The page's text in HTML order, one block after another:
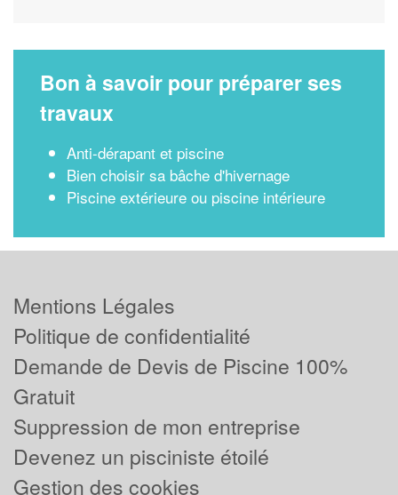
Bon à savoir pour préparer ses
travaux
Anti-dérapant et piscine
Bien choisir sa bâche d'hivernage
Piscine extérieure ou piscine intérieure
Mentions Légales
Politique de confidentialité
Demande de Devis de Piscine 100%
Gratuit
Suppression de mon entreprise
Devenez un pisciniste étoilé
Gestion des cookies